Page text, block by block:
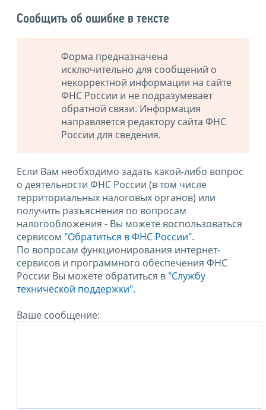
Сообщить об ошибке в тексте
Форма предназначена
исключительно для сообщений о
некорректной информации на сайте
ФНС России и не подразумевает
обратной связи. Информация
направляется редактору сайта ФНС
России для сведения.
Если Вам необходимо задать какой-либо вопрос
о деятельности ФНС России (в том числе
территориальных налоговых органов) или
получить разъяснения по вопросам
налогообложения - Вы можете воспользоваться
сервисом "Обратиться в ФНС России".
По вопросам функционирования интернет-
сервисов и программного обеспечения ФНС
России Вы можете обратиться в "Службу
технической поддержки".
Ваше сообщение: